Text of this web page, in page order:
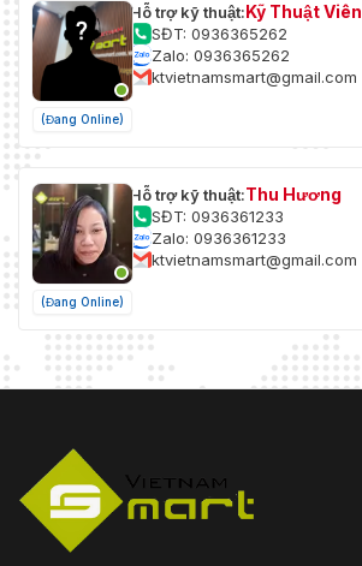
(Đang Online)
Hỗ trợ kỹ thuật:Kỹ Thuật Viên
SĐT: 0936365262
Zalo: 0936365262
ktvietnamsmart@gmail.com
(Đang Online)
Hỗ trợ kỹ thuật:Thu Hương
SĐT: 0936361233
Zalo: 0936361233
ktvietnamsmart@gmail.com